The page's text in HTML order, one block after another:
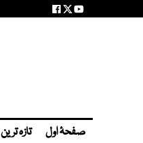
صفحۂ اول تازہ ترین